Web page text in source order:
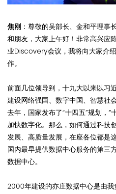
焦刚
：尊敬的吴部长、金和平理事
和朋友，大家上午好！非常高兴应
业Discovery会议，我将向大家介
作。
前面几位领导到，十九大以来以习
建设网络强国、数字中国、智慧社
去年，国家发布了“十四五”规划，“
加快数字化。那么，如何通过科技
发展、高质量发展，在座各位都是
国内最早提供数据中心服务的第三
数据中心。
2000年建设的亦庄数据中心是由